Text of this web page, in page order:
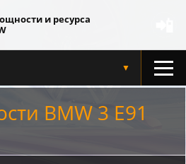
и ресурса
▼
BMW 3 E91